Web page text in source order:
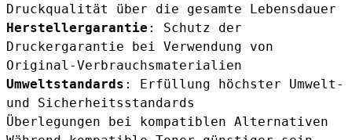
Druckqualität über die gesamte Lebensdauer
Herstellergarantie : Schutz der
Druckergarantie bei Verwendung von
Original-Verbrauchsmaterialien
Umweltstandards : Erfüllung höchster Umwelt-
und Sicherheitsstandards
Überlegungen bei kompatiblen Alternativen